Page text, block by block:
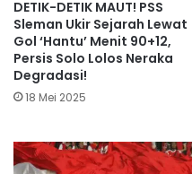
DETIK-DETIK MAUT! PSS
Sleman Ukir Sejarah Lewat
Gol ‘Hantu’ Menit 90+12,
Persis Solo Lolos Neraka
Degradasi!
18 Mei 2025